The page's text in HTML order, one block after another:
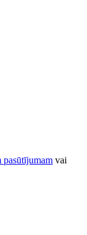
pasūtījumam vai